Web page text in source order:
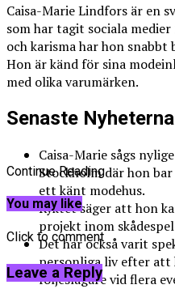
Caisa-Marie Lindfors är en
som har tagit sociala
och karisma har hon
Hon är känd för sina
med olika varumärken.
Senaste
Caisa-Marie sågs
Stockholm där hon
ett känt modehus.
Ryktet säger att hon
projekt inom
Det har också varit
personliga liv efter att
följeslagare vid flera
Continue Reading
You may like
Click to comment
Leave a Reply